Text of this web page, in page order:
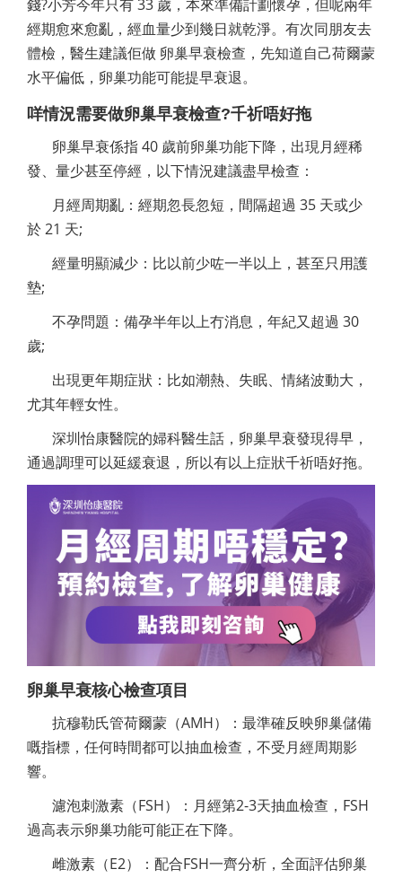
錢?小芳今年只有 33 歲，本來準備計劃懷孕，但呢兩年
經期愈來愈亂，經血量少到幾日就乾淨。有次同朋友去
體檢，醫生建議佢做 卵巢早衰檢查，先知道自己荷爾蒙
水平偏低，卵巢功能可能提早衰退。
咩情況需要做卵巢早衰檢查?千祈唔好拖
卵巢早衰係指 40 歲前卵巢功能下降，出現月經稀
發、量少甚至停經，以下情況建議盡早檢查：
月經周期亂：經期忽長忽短，間隔超過 35 天或少
於 21 天;
經量明顯減少：比以前少咗一半以上，甚至只用護
墊;
不孕問題：備孕半年以上冇消息，年紀又超過 30
歲;
出現更年期症狀：比如潮熱、失眠、情緒波動大，
尤其年輕女性。
深圳怡康醫院的婦科醫生話，卵巢早衰發現得早，
通過調理可以延緩衰退，所以有以上症狀千祈唔好拖。
卵巢早衰核心檢查項目
抗穆勒氏管荷爾蒙（AMH）：最準確反映卵巢儲備
嘅指標，任何時間都可以抽血檢查，不受月經周期影
響。
濾泡刺激素（FSH）：月經第2-3天抽血檢查，FSH
過高表示卵巢功能可能正在下降。
雌激素（E2）：配合FSH一齊分析，全面評估卵巢